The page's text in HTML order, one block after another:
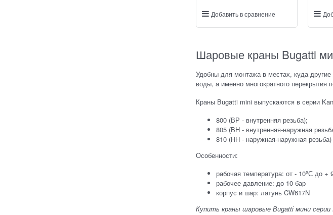
Добавить в сравнение
Шаровые краны Bugatti
Удобны для монтажа в местах, куда другие
воды, а именно многократного перекрытия
Краны Bugatti mini выпускаются в серии
800 (ВР - внутренняя резьба);
805 (ВН - внутренняя-наружная
810 (НН - наружная-наружная резьба)
Особенности:
рабочая температура: от - 10ºС до +
рабочее давление: до 10 бар
корпус и шар: латунь CW617N
Купить краны шаровые Bugatti мини